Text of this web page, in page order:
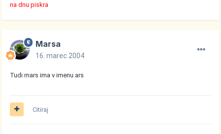
na dnu piskra
Marsa
16. marec 2004
Tudi mars ima v imenu ars
Citiraj